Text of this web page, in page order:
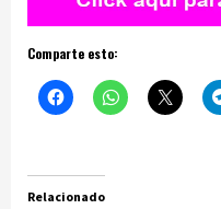
Comparte esto:
Relacionado